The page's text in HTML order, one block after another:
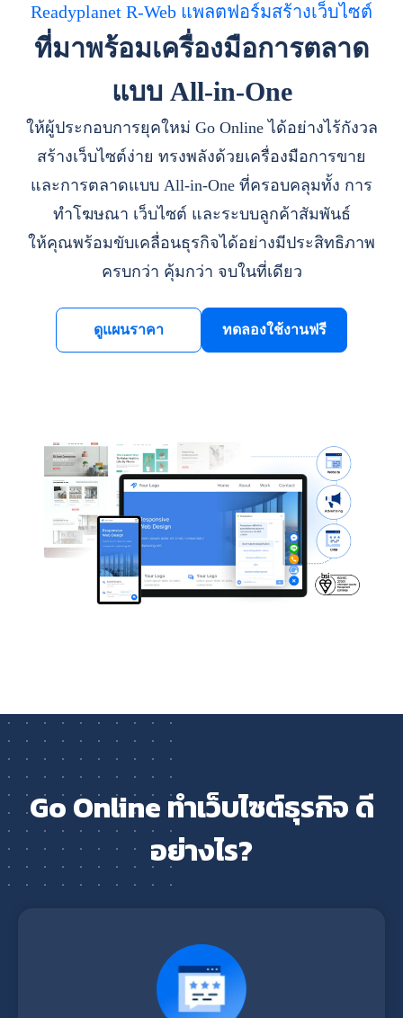
Readyplanet R-Web แพลตฟอร์มสร้างเว็บไซต์
ที่มาพร้อมเครื่องมือการตลาด
แบบ All-in-One
ให้ผู้ประกอบการยุคใหม่ Go Online ได้อย่างไร้กังวล
สร้างเว็บไซต์ง่าย ทรงพลังด้วยเครื่องมือการขาย
และการตลาดแบบ All-in-One ที่ครอบคลุมทั้ง การ
ทำโฆษณา เว็บไซต์ และระบบลูกค้าสัมพันธ์
ให้คุณพร้อมขับเคลื่อนธุรกิจได้อย่างมีประสิทธิภาพ
ครบกว่า คุ้มกว่า จบในที่เดียว
ดูแผนราคา ทดลองใช้งานฟรี
Go Online ทำเว็บไซต์ธุรกิจ ดี
อย่างไร?